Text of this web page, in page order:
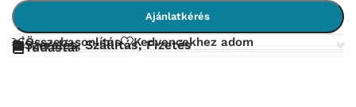
Ajánlatkérés
Összehasonlítás Kedvencekhez adom
Szerelés, Szállítás, Fizetés
Tudástár